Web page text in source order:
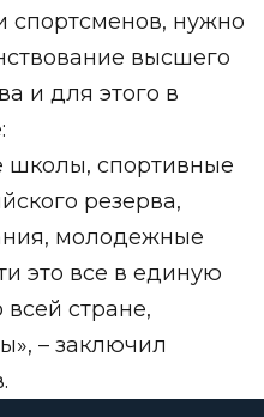
спортсменов, нужно
высшего
и для этого в
школы, спортивные
резерва,
молодежные
это все в единую
стране,
– заключил